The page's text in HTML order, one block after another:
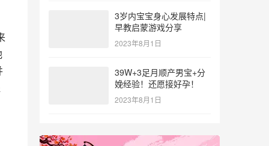
3岁内宝宝身心发展特点|
早教启蒙游戏分享
2023年8月1日
39W+3足月顺产男宝+分
娩经验！还愿接好孕！
2023年8月1日